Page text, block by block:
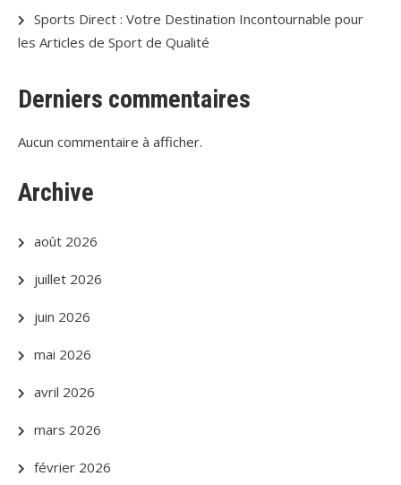
Sports Direct : Votre Destination Incontournable pour
les Articles de Sport de Qualité
Derniers commentaires
Aucun commentaire à afficher.
Archive
août 2026
juillet 2026
juin 2026
mai 2026
avril 2026
mars 2026
février 2026